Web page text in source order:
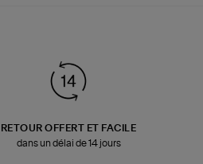
RETOUR OFFERT ET FACILE
dans un délai de 14 jours